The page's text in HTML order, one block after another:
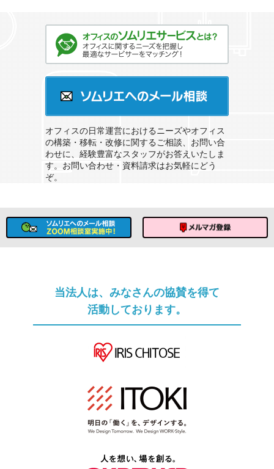
オフィスの日常運営におけるニーズやオフィス
の構築・移転・改修に関するご相談、お問い合
わせに、経験豊富なスタッフがお答えいたしま
す。お問い合わせ・資料請求はお気軽にどう
ぞ。
当法人は、みなさんの協賛を得て
活動しております。